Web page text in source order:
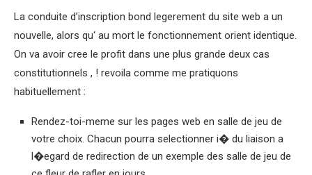
La conduite d’inscription bond legerement du site web a un
nouvelle, alors qu‘ au mort le fonctionnement orient identique.
On va avoir cree le profit dans une plus grande deux cas
constitutionnels , ! revoila comme me pratiquons
habituellement :
Rendez-toi-meme sur les pages web en salle de jeu de
votre choix. Chacun pourra selectionner i� du liaison a
l�egard de redirection de un exemple des salle de jeu de